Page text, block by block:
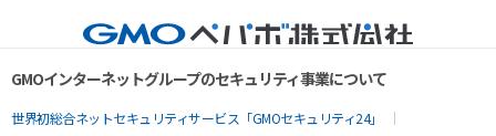
GMOインターネットグループのセキュリティ事業について
世界初総合ネットセキュリティサービス「GMOセキュリティ24」